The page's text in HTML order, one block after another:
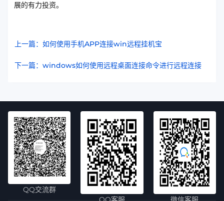
展的有力投资。
上一篇：如何使用手机APP连接win远程挂机宝
下一篇：windows如何使用远程桌面连接命令进行远程连接
QQ交流群